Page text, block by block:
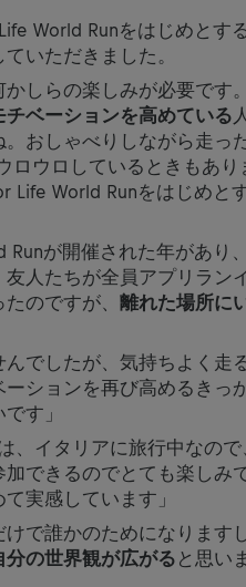
World Runをはじめとす
いただきました。
しらの楽しみが必要です
ベーションを高めている
おしゃべりしながら走っ
ロウロしているときもあり
Life World Runをはじめと
Runが開催された年があり
人たちが全員アプリラン
のですが、 離れた場所に
でしたが、気持ちよく走
ションを再び高めるきっ
す」
、イタリアに旅行中なの
できるのでとても楽しみ
実感しています」
で誰かのためになります
分の世界観が広がる と思い